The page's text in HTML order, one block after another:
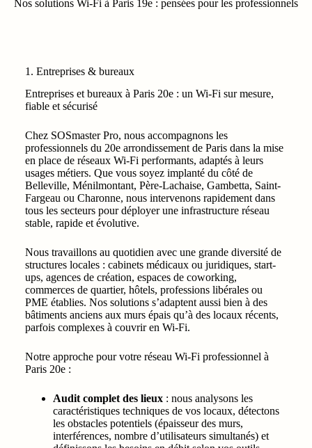
Nos solutions Wi-Fi à Paris 19e : pensées pour les professionnels
1. Entreprises & bureaux
Entreprises et bureaux à Paris 20e : un Wi‑Fi sur mesure,
fiable et sécurisé
Chez SOSmaster Pro, nous accompagnons les
professionnels du 20e arrondissement de Paris dans la mise
en place de réseaux Wi‑Fi performants, adaptés à leurs
usages métiers. Que vous soyez implanté du côté de
Belleville, Ménilmontant, Père-Lachaise, Gambetta, Saint-
Fargeau ou Charonne, nous intervenons rapidement dans
tous les secteurs pour déployer une infrastructure réseau
stable, rapide et évolutive.
Nous travaillons au quotidien avec une grande diversité de
structures locales : cabinets médicaux ou juridiques, start-
ups, agences de création, espaces de coworking,
commerces de quartier, hôtels, professions libérales ou
PME établies. Nos solutions s’adaptent aussi bien à des
bâtiments anciens aux murs épais qu’à des locaux récents,
parfois complexes à couvrir en Wi‑Fi.
Notre approche pour votre réseau Wi‑Fi professionnel à
Paris 20e :
Audit complet des lieux: nous analysons les
caractéristiques techniques de vos locaux, détectons
les obstacles potentiels (épaisseur des murs,
interférences, nombre d’utilisateurs simultanés) et